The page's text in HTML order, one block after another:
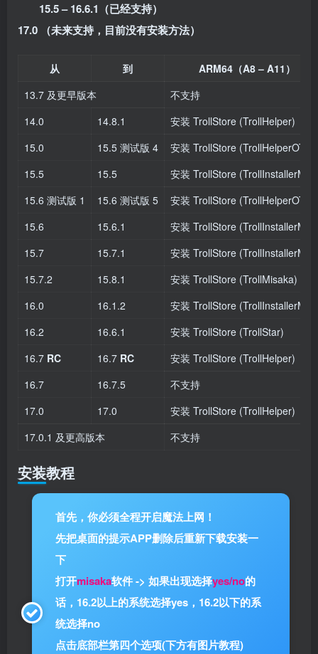
15.5 – 16.6.1（已经支持）
17.0 （未来支持，目前没有安装方法）
从 到
ARM64（A8 – A11）
13.7 及更早版本
不支持
14.0
14.8.1
安装 TrollStore (TrollHelper)
15.0
15.5 测试版 4
安装 TrollStore (TrollHelperOTA)
15.5
15.5
安装 TrollStore
15.6 测试版 1
15.6 测试版 5
安装 TrollStore (TrollHelperOTA)
15.6
15.6.1
安装 TrollStore
15.7
15.7.1
安装 TrollStore
15.7.2
15.8.1
安装 TrollStore (TrollMisaka)
16.0
16.1.2
安装 TrollStore
16.2
16.6.1
安装 TrollStore (TrollStar)
16.7 RC 16.7 RC
安装 TrollStore (TrollHelper)
16.7
16.7.5
不支持
17.0
17.0
安装 TrollStore (TrollHelper)
17.0.1 及更高版本
不支持
安装教程
首先，你必须全程开启魔法上网！
先把桌面的提示APP删除后重新下载安装一
下
打开misaka软件 -> 如果出现选择yes/no的
话，16.2以上的系统选择yes，16.2以下的系
统选择no
点击底部栏第四个选项(下方有图片教程)